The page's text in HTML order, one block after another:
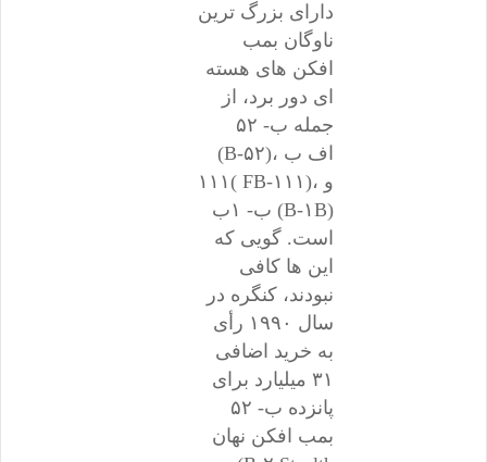
دارای بزرگ ترین
ناوگان بمب
افکن های هسته
ای دور برد، از
جمله ب- ۵۲
(B-۵۲)، اف ب
۱۱۱( FB-۱۱۱)، و
ب- ۱ب (B-۱B)
است. گویی که
این ها کافی
نبودند، کنگره در
سال ۱۹۹۰ رأی
به خرید اضافی
۳۱ میلیارد برای
پانزده ب- ۵۲
بمب افکن نهان